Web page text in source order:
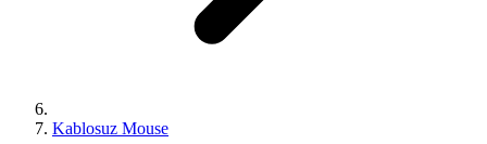
Kablosuz Mouse